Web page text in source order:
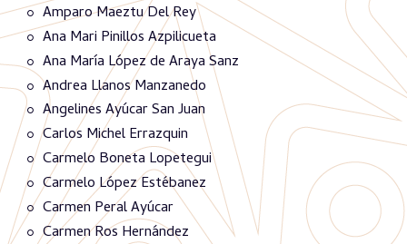
Amparo Maeztu Del Rey
Ana Mari Pinillos Azpilicueta
Ana María López de Araya Sanz
Andrea Llanos Manzanedo
Angelines Ayúcar San Juan
Carlos Michel Errazquin
Carmelo Boneta Lopetegui
Carmelo López Estébanez
Carmen Peral Ayúcar
Carmen Ros Hernández